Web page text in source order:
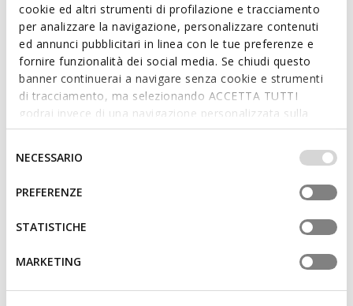
cookie ed altri strumenti di profilazione e tracciamento
per analizzare la navigazione, personalizzare contenuti
ed annunci pubblicitari in linea con le tue preferenze e
fornire funzionalità dei social media. Se chiudi questo
banner continuerai a navigare senza cookie e strumenti
di tracciamento, ma selezionando ACCETTA TUTTI
godrai invece di una navigazione personalizzata sulla
base dei tuoi gusti ed interessi. Selezionando
IMPOSTAZIONI potrai anche scegliere quali cookies ed
altri strumenti di tracciamento autorizzare. Per maggiori
informazioni o per modificare in qualsiasi momento le
tue impostazioni, visita la nostra
consenso
NECESSARIO
PREFERENZE
STATISTICHE
MARKETING
Email sent
SEND